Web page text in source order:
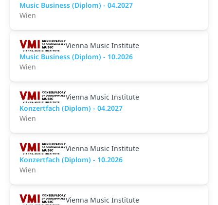
Music Business (Diplom) - 04.2027
Wien
Vienna Music Institute
Music Business (Diplom) - 10.2026
Wien
Vienna Music Institute
Konzertfach (Diplom) - 04.2027
Wien
Vienna Music Institute
Konzertfach (Diplom) - 10.2026
Wien
Vienna Music Institute